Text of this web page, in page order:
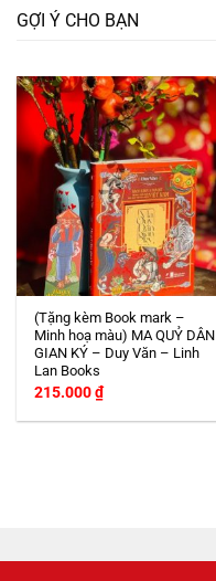
GỢI Ý CHO BẠN
(Tặng kèm Book mark –
Minh hoạ màu) MA QUỶ DÂN
GIAN KÝ – Duy Văn – Linh
Lan Books
215.000₫